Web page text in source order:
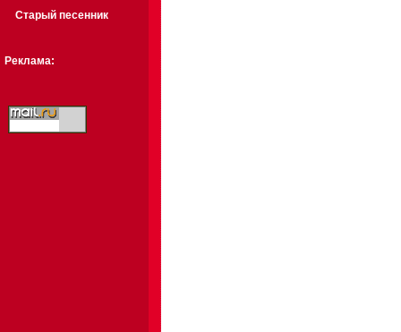
Старый песенник
Реклама: